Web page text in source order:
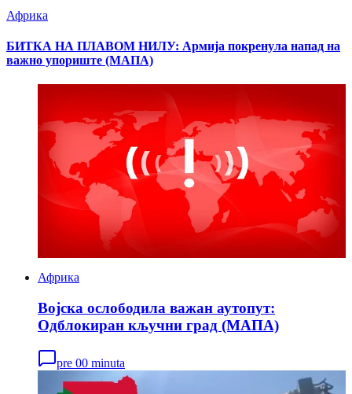
Африка
БИТКА НА ПЛАВОМ НИЛУ: Армија покренула напад на
важно упориште (МАПА)
Африка
Војска ослободила важан аутопут:
Одблокиран кључни град (МАПА)
pre 00 minuta